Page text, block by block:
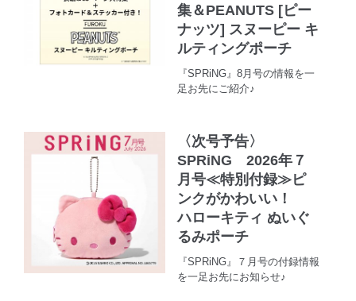
集＆PEANUTS [ピー
ナッツ] スヌーピー キ
ルティングポーチ
『SPRiNG』8月号の情報を一
足お先にご紹介♪
〈次号予告〉
SPRiNG 2026年７
月号≪特別付録≫ピ
ンクがかわいい！
ハローキティ ぬいぐ
るみポーチ
『SPRiNG』７月号の付録情報
を一足お先にお知らせ♪